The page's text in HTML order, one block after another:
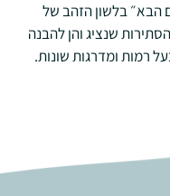
הבא״ בלשון הזהב של
שנציג והן להבנה
רמות ומדרגות שונות.